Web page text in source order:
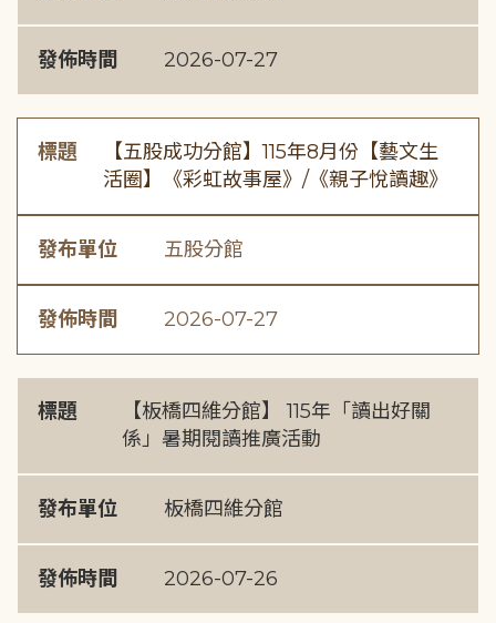
發佈時間 2026-07-27
標題
【五股成功分館】115年8月份【藝文生
活圈】《彩虹故事屋》/《親子悅讀趣》
發布單位 五股分館
發佈時間 2026-07-27
標題
【板橋四維分館】 115年「讀出好關
係」暑期閱讀推廣活動
發布單位 板橋四維分館
發佈時間 2026-07-26